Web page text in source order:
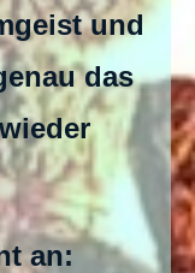
und
das
an: